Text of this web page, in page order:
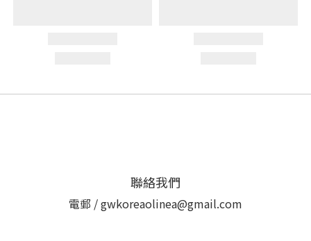
聯絡我們
電郵 / gwkoreaolinea@gmail.com